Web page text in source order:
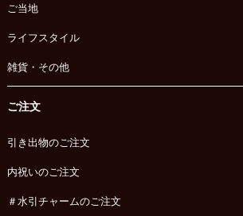
ご当地
ライフスタイル
雑貨・その他
ご注文
引き出物のご注文
内祝いのご注文
＃水引チャームのご注文